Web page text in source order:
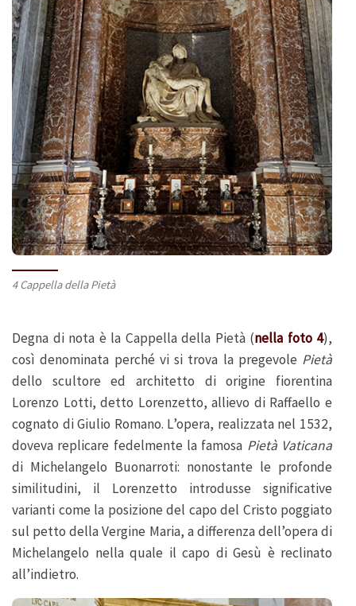
4 Cappella della Pietà
Degna di nota è la Cappella della Pietà (nella foto 4),
così denominata perché vi si trova la pregevole Pietà
dello scultore ed architetto di origine fiorentina
Lorenzo Lotti, detto Lorenzetto, allievo di Raffaello e
cognato di Giulio Romano. L’opera, realizzata nel 1532,
doveva replicare fedelmente la famosa Pietà Vaticana
di Michelangelo Buonarroti: nonostante le profonde
similitudini, il Lorenzetto introdusse significative
varianti come la posizione del capo del Cristo poggiato
sul petto della Vergine Maria, a differenza dell’opera di
Michelangelo nella quale il capo di Gesù è reclinato
all’indietro.